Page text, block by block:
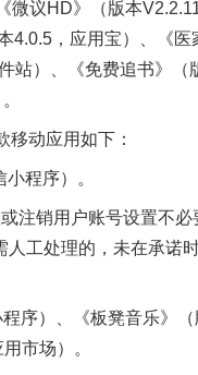
微议HD》（版本
4.0.5，应用宝）、《医
站）、《免费追书》（
动应用如下：
程序）。
注销用户账号设置不必
工处理的，未在承诺
序）、《板凳音乐》（
市场）。